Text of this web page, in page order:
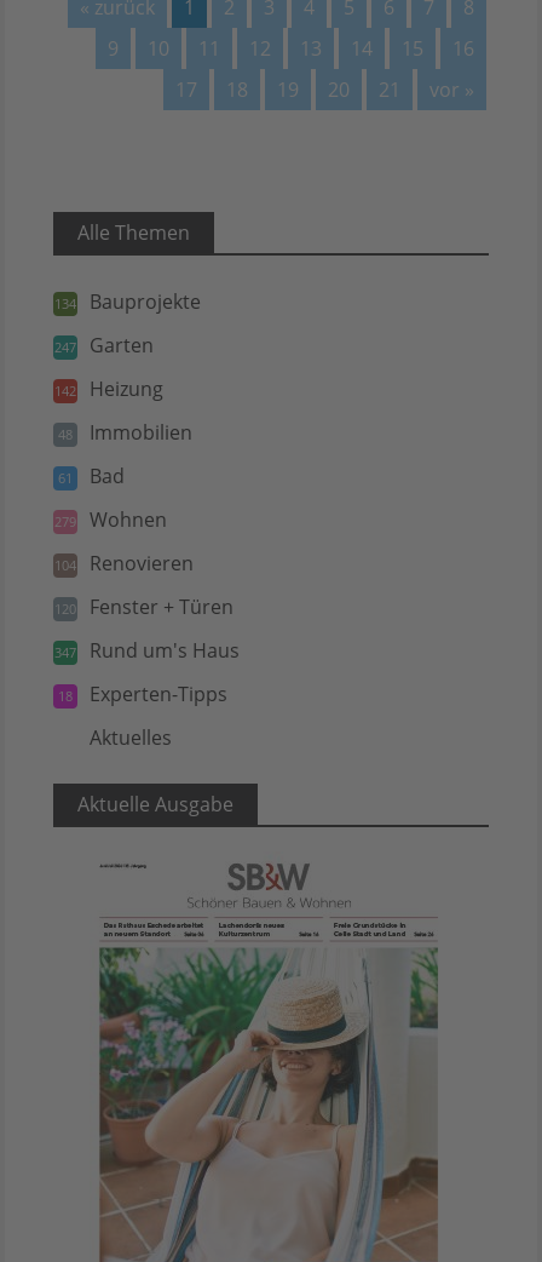
« zurück 1 2 3 4 5 6 7
8
9
10 11 12 13 14 15
16
17
18 19 20 21 vor »
Alle Themen
134 Bauprojekte
247 Garten
142 Heizung
48 Immobilien
61 Bad
279 Wohnen
104 Renovieren
120 Fenster + Türen
347 Rund um's Haus
18 Experten-Tipps
Aktuelles
Aktuelle Ausgabe